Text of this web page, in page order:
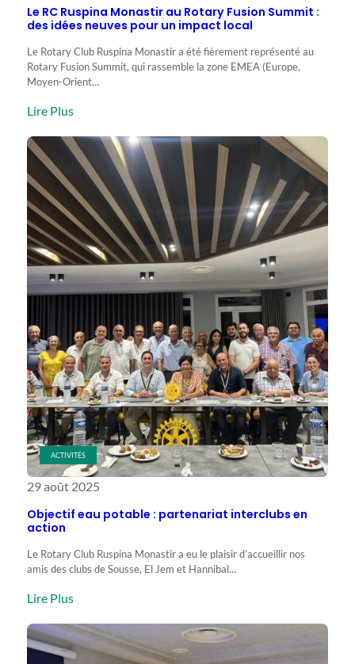
Le RC Ruspina Monastir au Rotary Fusion Summit :
des idées neuves pour un impact local
Le Rotary Club Ruspina Monastir a été fièrement représenté au
Rotary Fusion Summit, qui rassemble la zone EMEA (Europe,
Moyen-Orient…
Lire Plus:
RC
Ruspina
Monastir
au
Rotary
Fusion
Summit
:
des
neuves
pour
un
impact
local
ACTIVITÉS
29 août 2025
Objectif eau potable : partenariat interclubs en
action
Le Rotary Club Ruspina Monastir a eu le plaisir d’accueillir nos
amis des clubs de Sousse, El Jem et Hannibal…
Lire Plus:
eau
potable